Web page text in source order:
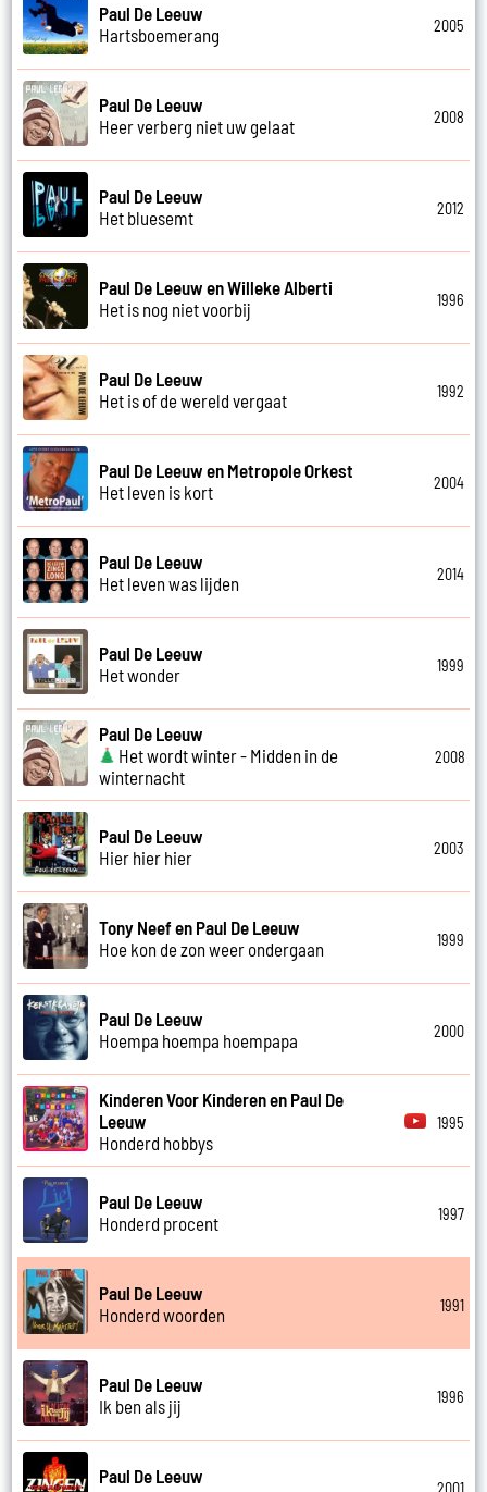
Paul De Leeuw
Hartsboemerang
2005
Paul De Leeuw
Heer verberg niet uw gelaat
2008
Paul De Leeuw
Het bluesemt
2012
Paul De Leeuw en Willeke Alberti
Het is nog niet voorbij
1996
Paul De Leeuw
Het is of de wereld vergaat
1992
Paul De Leeuw en Metropole Orkest
Het leven is kort
2004
Paul De Leeuw
Het leven was lijden
2014
Paul De Leeuw
Het wonder
1999
Paul De Leeuw
Het wordt winter - Midden in de
winternacht
2008
Paul De Leeuw
Hier hier hier
2003
Tony Neef en Paul De Leeuw
Hoe kon de zon weer ondergaan
1999
Paul De Leeuw
Hoempa hoempa hoempapa
2000
Kinderen Voor Kinderen en Paul De
Leeuw
Honderd hobbys
1995
Paul De Leeuw
Honderd procent
1997
Paul De Leeuw
Honderd woorden
1991
Paul De Leeuw
Ik ben als jij
1996
Paul De Leeuw
2001